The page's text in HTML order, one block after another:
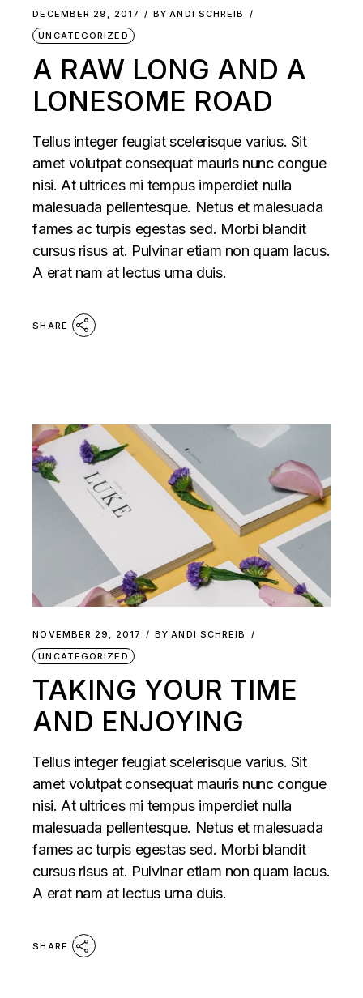
DECEMBER 29, 2017 BY ANDI SCHREIB
UNCATEGORIZED
A RAW LONG AND A
LONESOME ROAD
Tellus integer feugiat scelerisque varius. Sit
amet volutpat consequat mauris nunc congue
nisi. At ultrices mi tempus imperdiet nulla
malesuada pellentesque. Netus et malesuada
fames ac turpis egestas sed. Morbi blandit
cursus risus at. Pulvinar etiam non quam lacus.
A erat nam at lectus urna duis.
SHARE
NOVEMBER 29, 2017 BY ANDI SCHREIB
UNCATEGORIZED
TAKING YOUR TIME
AND ENJOYING
Tellus integer feugiat scelerisque varius. Sit
amet volutpat consequat mauris nunc congue
nisi. At ultrices mi tempus imperdiet nulla
malesuada pellentesque. Netus et malesuada
fames ac turpis egestas sed. Morbi blandit
cursus risus at. Pulvinar etiam non quam lacus.
A erat nam at lectus urna duis.
SHARE